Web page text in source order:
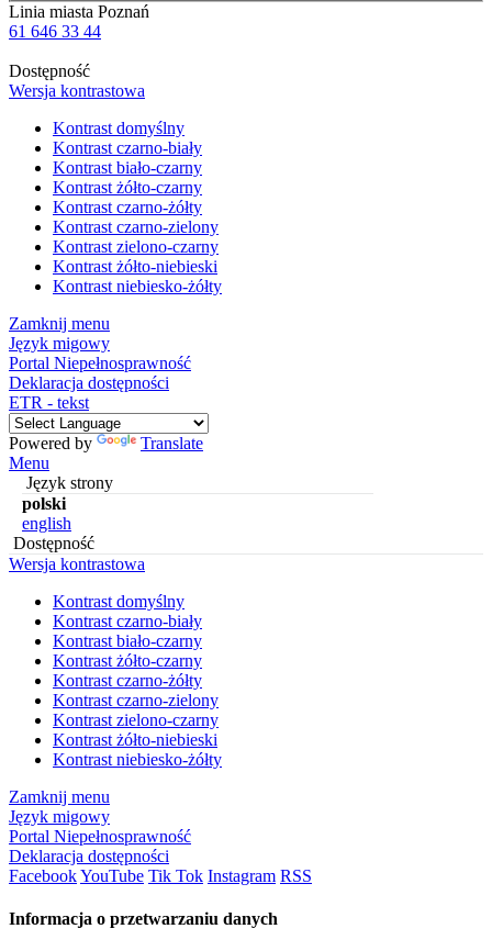
Linia miasta Poznań
61 646 33 44
Dostępność
Wersja kontrastowa
Kontrast domyślny
Kontrast czarno-biały
Kontrast biało-czarny
Kontrast żółto-czarny
Kontrast czarno-żółty
Kontrast czarno-zielony
Kontrast zielono-czarny
Kontrast żółto-niebieski
Kontrast niebiesko-żółty
Zamknij menu
Język migowy
Portal Niepełnosprawność
Deklaracja dostępności
ETR - tekst
Powered by
Translate
Menu
Język strony
polski
english
Dostępność
Wersja kontrastowa
Kontrast domyślny
Kontrast czarno-biały
Kontrast biało-czarny
Kontrast żółto-czarny
Kontrast czarno-żółty
Kontrast czarno-zielony
Kontrast zielono-czarny
Kontrast żółto-niebieski
Kontrast niebiesko-żółty
Zamknij menu
Język migowy
Portal Niepełnosprawność
Deklaracja dostępności
FacebookYouTube Tik Tok Instagram RSS
Informacja o przetwarzaniu danych